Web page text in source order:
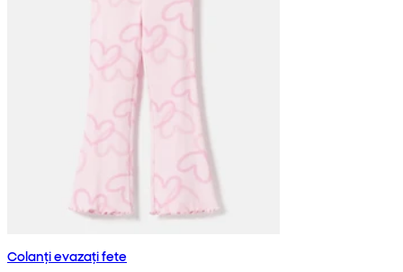
Colanți evazați fete